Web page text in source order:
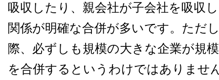
吸収したり、親会社が子会社を吸収
関係が明確な合併が多いです。ただ
際、必ずしも規模の大きな企業が規
を合併するというわけではありませ